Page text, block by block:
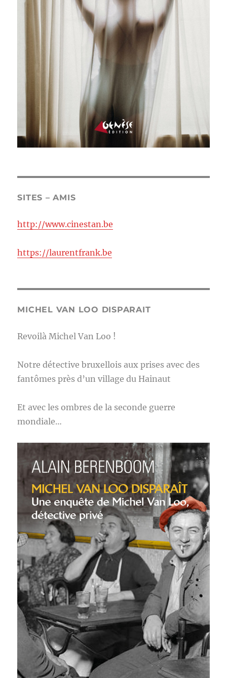
SITES – AMIS
http://www.cinestan.be
https://laurentfrank.be
MICHEL VAN LOO DISPARAIT
Revoilà Michel Van Loo !
Notre détective bruxellois aux prises avec des
fantômes près d’un village du Hainaut
Et avec les ombres de la seconde guerre
mondiale…